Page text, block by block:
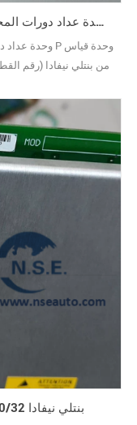
وحدة عداد دورات المحرك بنتلي نيفادا 3500/50 286566-02 P
المعدات الحيوية مثل
هذه الوحدة أداة
بنتلي نيفادا 3500/32 125712-01 لترويج المبيعات